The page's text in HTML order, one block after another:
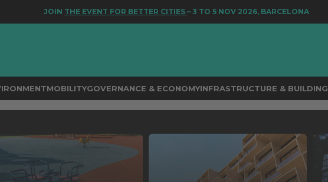
JOINTHE EVENT FOR BETTER CITIES– 3 TO 5 NOV 2026, BARCELONA
MOBILITYGOVERNANCE & ECONOMYINFRASTRUCTURE & BUILDING